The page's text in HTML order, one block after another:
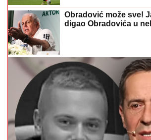
JOVANA JEREMIĆ SE OPROSTILA
PINKASaopštila odluku, obratila se
uživo: "Bićete mi i u glavi i u srcu,
izdate"
MONSTRUOZNE
pretnji Ane Nikolić
sve objavila:
"RALE ME JE IZDAO,
Ana Nikolić
Raleta i Jelene
njegove izjave van